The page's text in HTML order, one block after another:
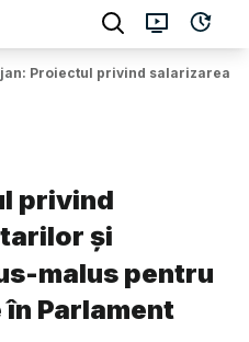
Proiectul privind salarizarea
privind
și
malus pentru
Parlament